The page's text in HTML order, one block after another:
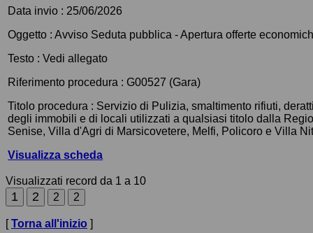
Data invio : 25/06/2026
Oggetto :Avviso Seduta pubblica - Apertura offerte
Testo :Vedi allegato
Riferimento procedura :G00527 (Gara)
Titolo procedura : Servizio di Pulizia, smaltimento rifiuti,
degli immobili e di locali utilizzati a qualsiasi titolo dalla
Senise, Villa d'Agri di Marsicovetere, Melfi, Policoro e Villa
Visualizza scheda
Visualizzati record da 1 a 10
[Torna all'inizio ]